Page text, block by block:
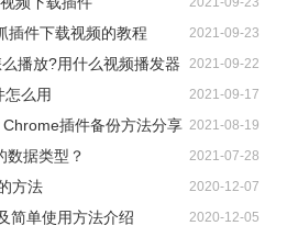
插件下载视频的教程 2021-09-23
播放?用什么视频播发器 2021-09-22
怎么用 2021-09-17
插件备份方法分享 2021-08-19
数据类型？ 2021-07-28
方法 2020-12-07
简单使用方法介绍 2020-12-05